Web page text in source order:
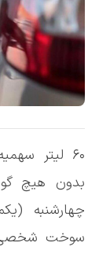
۶۰ لیتر
بدون هیچ
چهارشنبه
سوخت شخصی